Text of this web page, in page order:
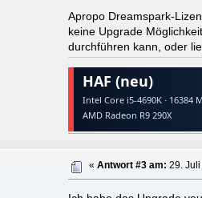
Apropo Dreamspark-
keine Upgrade
durchführen kann, oder
«Antwort #3 am: 29.